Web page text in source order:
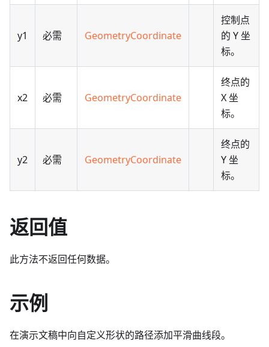
y1 必需 GeometryCoordinate
控制点
的 Y 坐
标。
x2 必需 GeometryCoordinate
终点的
X 坐
标。
y2 必需 GeometryCoordinate
终点的
Y 坐
标。
返回值
此方法不返回任何数据。
示例
在演示文稿中向自定义形状的路径添加平滑曲线段。